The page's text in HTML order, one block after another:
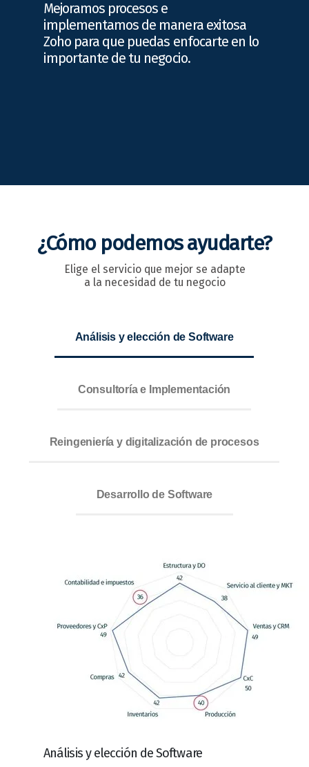
Mejoramos procesos e
implementamos de manera exitosa
Zoho para que puedas enfocarte en lo
importante de tu negocio.
¿Cómo podemos ayudarte?
Elige el servicio que mejor se adapte
a la necesidad de tu negocio
Análisis y elección de Software
Consultoría e Implementación
Reingeniería y digitalización de procesos
Desarrollo de Software
Análisis y elección de Software